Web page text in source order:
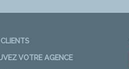
VOTRE AGENCE